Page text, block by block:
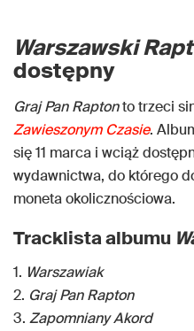
Warszawski
dostępny
Graj Pan Raptonto trzeci
Zawieszonym Czasie.
się 11 marca i wciąż
wydawnictwa, do którego
moneta okolicznościowa.
Tracklista albumu
1. Warszawiak
2. Graj Pan Rapton
3. Zapomniany Akord